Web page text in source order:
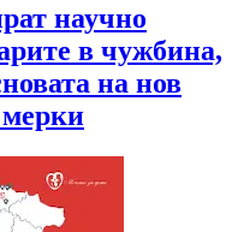
научно
в чужбина,
на нов
мерки